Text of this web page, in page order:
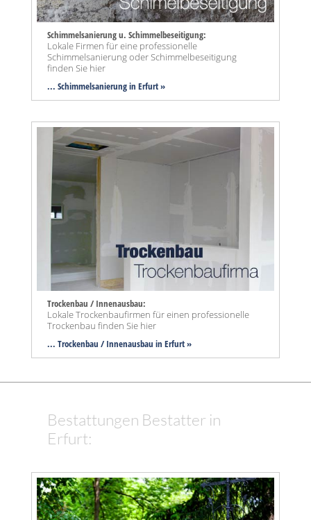
Schimmelsanierung u. Schimmelbeseitigung:
Lokale Firmen für eine professionelle
Schimmelsanierung oder Schimmelbeseitigung
finden Sie hier
... Schimmelsanierung in Erfurt »
Trockenbau / Innenausbau:
Lokale Trockenbaufirmen für einen professionelle
Trockenbau finden Sie hier
... Trockenbau / Innenausbau in Erfurt »
Bestattungen Bestatter in
Erfurt: